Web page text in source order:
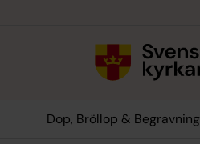
Dop, Bröllop & Begravning